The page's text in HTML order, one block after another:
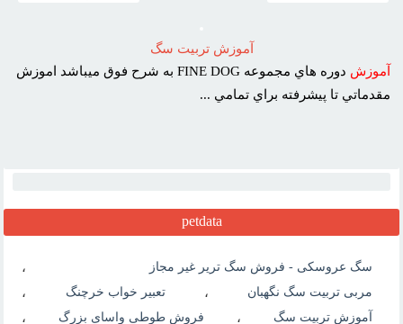
آموزش تربيت سگ
آموزش
دوره هاي مجموعه FINE DOG به شرح فوق ميباشد اموزش
مقدماتي تا پيشرفته براي تمامي ...
petdata
سگ عروسکی - فروش سگ تریر غیر مجاز ،
مربی تربیت سگ نگهبان ، تعبیر خواب خرچنگ ،
آموزش تربیت سگ ، فروش طوطی واسای بزرگ ،